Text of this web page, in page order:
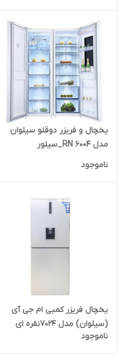
یخچال و فریزر دوقلو سیلوان
مدل RN 6004_سیلور
ناموجود
یخچال فریزر کمبی ام جی آی
(سیلوان) مدل 7024نقره ای
ناموجود